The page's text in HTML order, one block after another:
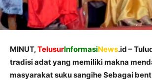
MINUT,TelusurInformasiNews.id –
tradisi adat yang memiliki makna
masyarakat suku sangihe Sebagai